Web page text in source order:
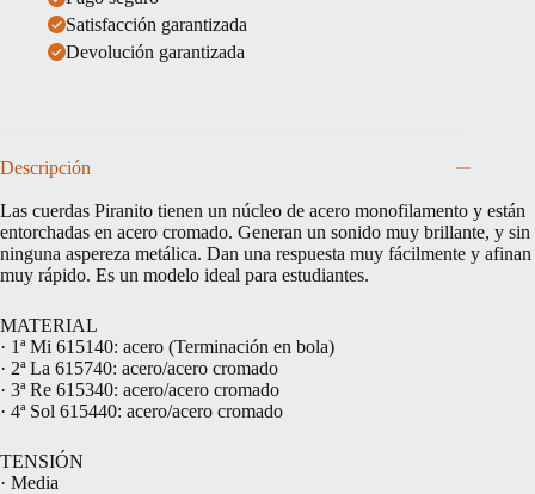
Satisfacción garantizada
Devolución garantizada
Descripción
Las cuerdas Piranito tienen un núcleo de acero monofilamento y están
entorchadas en acero cromado. Generan un sonido muy brillante, y sin
ninguna aspereza metálica. Dan una respuesta muy fácilmente y afinan
muy rápido. Es un modelo ideal para estudiantes.
MATERIAL
· 1ª Mi 615140: acero (Terminación en bola)
· 2ª La 615740: acero/acero cromado
· 3ª Re 615340: acero/acero cromado
· 4ª Sol 615440: acero/acero cromado
TENSIÓN
· Media